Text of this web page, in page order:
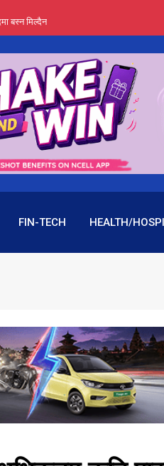
बस्न मिल्दैन
घाटा !
?
FIN-TECH HEALTH/